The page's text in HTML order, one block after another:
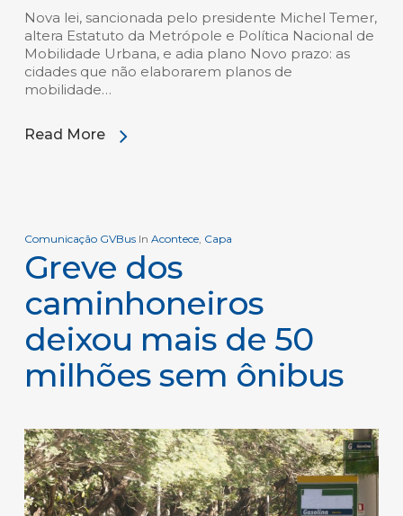
Nova lei, sancionada pelo presidente Michel Temer,
altera Estatuto da Metrópole e Política Nacional de
Mobilidade Urbana, e adia plano Novo prazo: as
cidades que não elaborarem planos de
mobilidade…
Read More
Comunicação GVBus In Acontece, Capa
Greve dos
caminhoneiros
deixou mais de 50
milhões sem ônibus